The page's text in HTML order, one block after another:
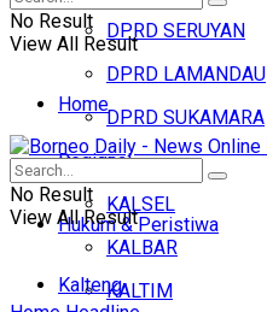
DPRD SERUYAN
DPRD LAMANDAU
DPRD SUKAMARA
Regional
KALSEL
KALBAR
KALTIM
No Result
View All Result
Home
Headline
Hukum & Peristiwa
Kalteng
No Result
View All Result